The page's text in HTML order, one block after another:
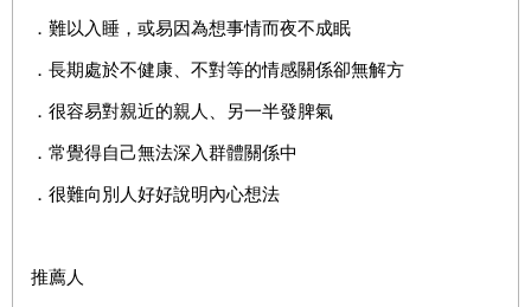
．難以入睡，或易因為想事情而夜不成眠
．長期處於不健康、不對等的情感關係卻無解方
．很容易對親近的親人、另一半發脾氣
．常覺得自己無法深入群體關係中
．很難向別人好好說明內心想法
推薦人